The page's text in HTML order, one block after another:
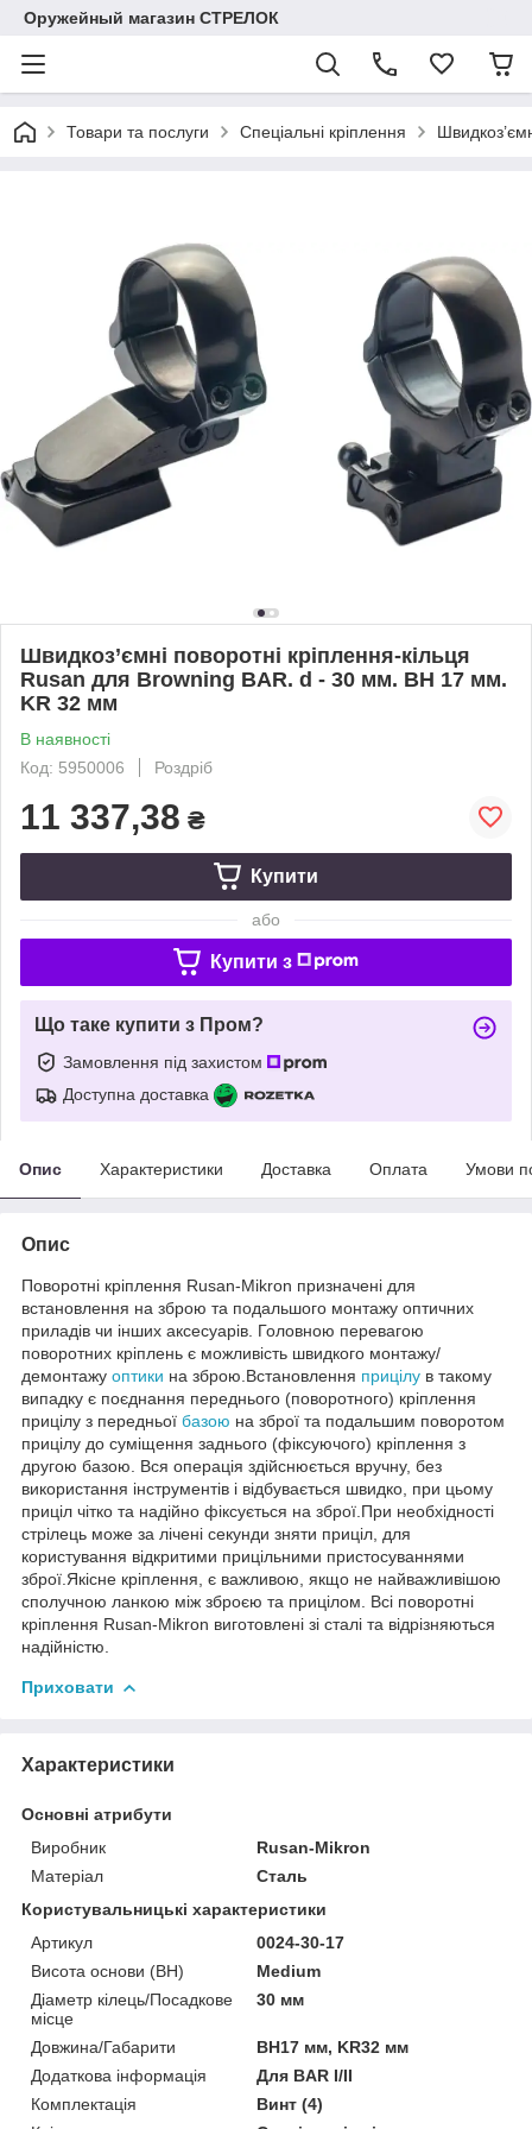
Оружейный магазин СТРЕЛОК
Товари та послуги Спеціальні кріплення
Швидкоз’ємні поворотні кріплення-кільця
Rusan для Browning BAR. d - 30 мм. BH 17 мм.
KR 32 мм
В наявності
Код: 5950006
Роздріб
11 337,38 ₴
Купити
або
Купити з
Що таке купити з Пром?
Замовлення під захистом
Доступна доставка
Опис Характеристики Доставка Оплата Умови
Опис
Поворотні кріплення Rusan-Mikron призначені для
встановлення на зброю та подальшого монтажу оптичних
приладів чи інших аксесуарів. Головною перевагою
поворотних кріплень є можливість швидкого монтажу/
демонтажу оптики на зброю.Встановлення прицілу в такому
випадку є поєднання переднього (поворотного) кріплення
прицілу з передньої базою на зброї та подальшим поворотом
прицілу до суміщення заднього (фіксуючого) кріплення з
другою базою. Вся операція здійснюється вручну, без
використання інструментів і відбувається швидко, при цьому
приціл чітко та надійно фіксується на зброї.При необхідності
стрілець може за лічені секунди зняти приціл, для
користування відкритими прицільними пристосуваннями
зброї.Якісне кріплення, є важливою, якщо не найважливішою
сполучною ланкою між зброєю та прицілом. Всі поворотні
кріплення Rusan-Mikron виготовлені зі сталі та відрізняються
надійністю.
Приховати
Характеристики
Основні атрибути
Виробник
Rusan-Mikron
Матеріал
Сталь
Користувальницькі характеристики
Артикул
0024-30-17
Висота основи (BH)
Medium
Діаметр кілець/Посадкове
місце
30 мм
Довжина/Габарити
BH17 мм, KR32 мм
Додаткова інформація
Для BAR I/II
Комплектація
Винт (4)